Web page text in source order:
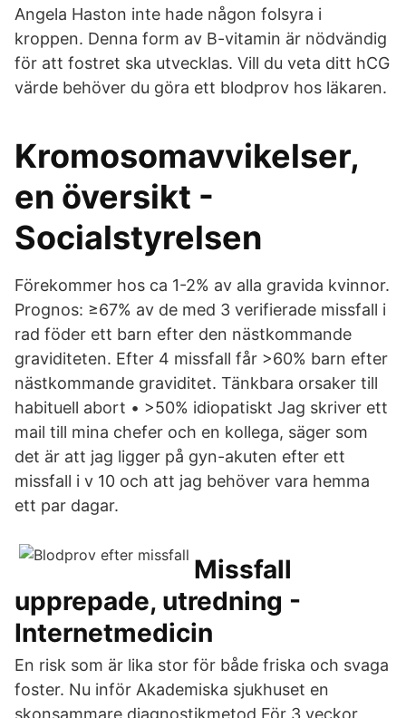
Angela Haston inte hade någon folsyra i
kroppen. Denna form av B-vitamin är nödvändig
för att fostret ska utvecklas. Vill du veta ditt hCG
värde behöver du göra ett blodprov hos läkaren.
Kromosomavvikelser,
en översikt -
Socialstyrelsen
Förekommer hos ca 1-2% av alla gravida kvinnor.
Prognos: ≥67% av de med 3 verifierade missfall i
rad föder ett barn efter den nästkommande
graviditeten. Efter 4 missfall får >60% barn efter
nästkommande graviditet. Tänkbara orsaker till
habituell abort • >50% idiopatiskt Jag skriver ett
mail till mina chefer och en kollega, säger som
det är att jag ligger på gyn-akuten efter ett
missfall i v 10 och att jag behöver vara hemma
ett par dagar.
Missfall
upprepade, utredning -
Internetmedicin
En risk som är lika stor för både friska och svaga
foster. Nu inför Akademiska sjukhuset en
skonsammare diagnostikmetod För 3 veckor